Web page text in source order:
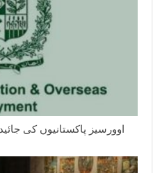
اوورسیز پاکستانیوں کی